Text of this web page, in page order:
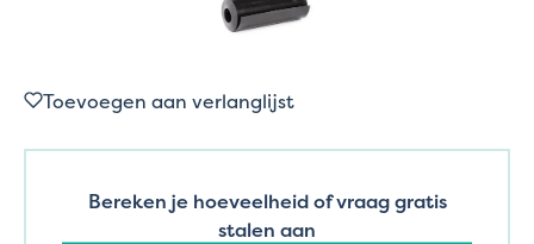
Toevoegen aan verlanglijst
Bereken je hoeveelheid of vraag gratis
stalen aan